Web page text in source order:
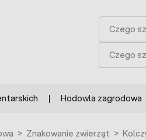
Szukaj
Szukaj
Hodowla zagrodowa
> Znakowanie zwierząt >